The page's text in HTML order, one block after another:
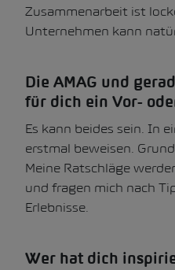
Zusammenarbeit ist
Unternehmen kann
Die AMAG und
für dich ein Vor-
Es kann beides sein. In
erstmal beweisen.
Meine Ratschläge
und fragen mich nach
Erlebnisse.
Wer hat dich